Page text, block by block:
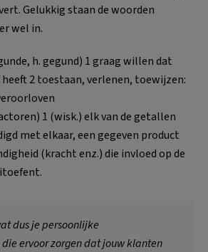
Gelukkig staan de woorden
wel in.
h. gegund) 1 graag willen dat
2 toestaan, verlenen, toewijzen:
1 (wisk.) elk van de getallen
met elkaar, een gegeven product
(kracht enz.) die invloed op de
dus je persoonlijke
ervoor zorgen dat jouw klanten